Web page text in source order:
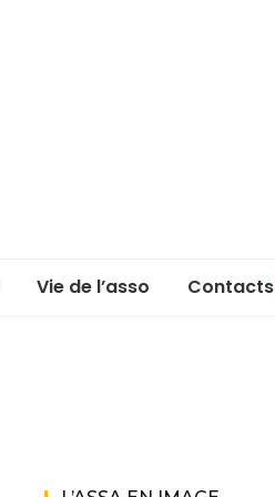
Vie de l’asso
Questions fréquentes
Contacts